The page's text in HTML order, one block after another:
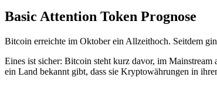
Basic Attention Token Prognose
Bitcoin erreichte im Oktober ein Allzeithoch. Seitdem
Eines ist sicher: Bitcoin steht kurz davor, im
ein Land bekannt gibt, dass sie Kryptowährungen in